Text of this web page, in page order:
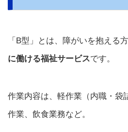
「B型」とは、障がいを抱える
に働ける福祉サービスです。
作業内容は、軽作業（内職・袋
作業、飲食業務など。